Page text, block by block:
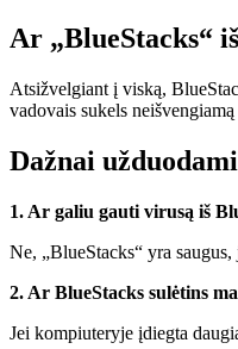
Ar „BlueStacks“
Atsižvelgiant į viską,
vadovais sukels
Dažnai
1. Ar galiu gauti virusą iš
Ne, „BlueStacks“ yra
2. Ar BlueStacks sulėtins
Jei kompiuteryje įdiegta